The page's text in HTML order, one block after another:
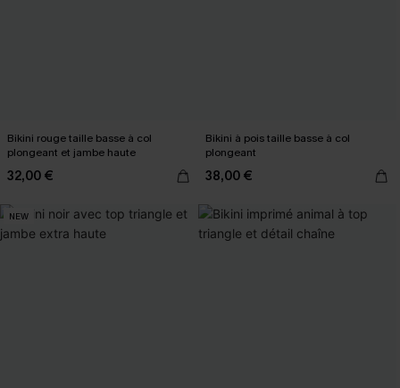
Bikini rouge taille basse à col
plongeant et jambe haute
32,00 €
Bikini à pois taille basse à col
plongeant
38,00 €
NEW